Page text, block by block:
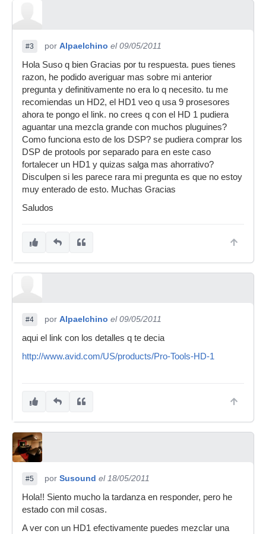
#3 por Alpaelchino el 09/05/2011
Hola Suso q bien Gracias por tu respuesta. pues tienes
razon, he podido averiguar mas sobre mi anterior
pregunta y definitivamente no era lo q necesito. tu me
recomiendas un HD2, el HD1 veo q usa 9 prosesores
ahora te pongo el link. no crees q con el HD 1 pudiera
aguantar una mezcla grande con muchos pluguines?
Como funciona esto de los DSP? se pudiera comprar los
DSP de protools por separado para en este caso
fortalecer un HD1 y quizas salga mas ahorrativo?
Disculpen si les parece rara mi pregunta es que no estoy
muy enterado de esto. Muchas Gracias
Saludos
#4 por Alpaelchino el 09/05/2011
aqui el link con los detalles q te decia
http://www.avid.com/US/products/Pro-Tools-HD-1
#5 por Susound el 18/05/2011
Hola!! Siento mucho la tardanza en responder, pero he
estado con mil cosas.
A ver con un HD1 efectivamente puedes mezclar una